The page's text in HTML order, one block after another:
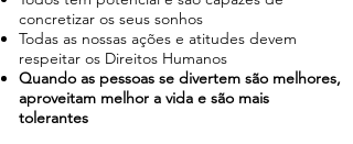
concretizar os seus sonhos
Todas as nossas ações e atitudes devem
respeitar os Direitos Humanos
Quando as pessoas se divertem são melhores,
aproveitam melhor a vida e são mais
tolerantes